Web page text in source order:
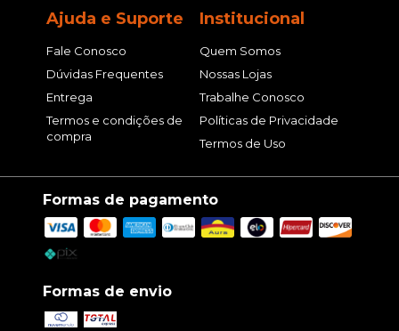
Ajuda e Suporte
Fale Conosco
Dúvidas Frequentes
Entrega
Termos e condições de
compra
Institucional
Quem Somos
Nossas Lojas
Trabalhe Conosco
Políticas de Privacidade
Termos de Uso
Formas de pagamento
Formas de envio